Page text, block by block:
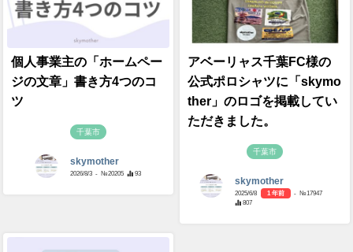
個人事業主の「ホームペー
ジの文章」書き方4つのコ
ツ
千葉市
skymother
2026/8/3 - №20205 93
アベーリャス千葉FC様の
公式ポロシャツに「skymo
ther」のロゴを掲載してい
ただきました。
千葉市
skymother
2025/6/8 1 年前
- №17947
807